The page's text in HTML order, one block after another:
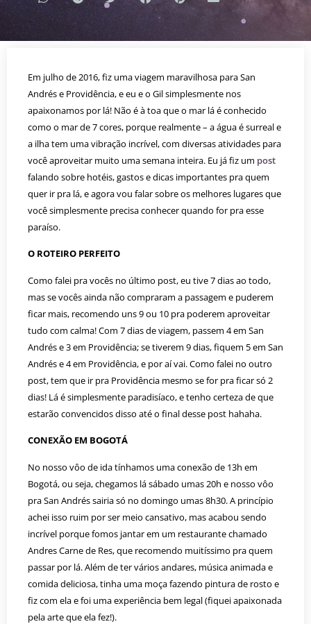
Em julho de 2016, fiz uma viagem maravilhosa para San
Andrés e Providência, e eu e o Gil simplesmente nos
apaixonamos por lá! Não é à toa que o mar lá é conhecido
como o mar de 7 cores, porque realmente – a água é surreal e
a ilha tem uma vibração incrível, com diversas atividades para
você aproveitar muito uma semana inteira. Eu já fiz um post
falando sobre hotéis, gastos e dicas importantes pra quem
quer ir pra lá, e agora vou falar sobre os melhores lugares que
você simplesmente precisa conhecer quando for pra esse
paraíso.
O ROTEIRO PERFEITO
Como falei pra vocês no último post, eu tive 7 dias ao todo,
mas se vocês ainda não compraram a passagem e puderem
ficar mais, recomendo uns 9 ou 10 pra poderem aproveitar
tudo com calma! Com 7 dias de viagem, passem 4 em San
Andrés e 3 em Providência; se tiverem 9 dias, fiquem 5 em San
Andrés e 4 em Providência, e por aí vai. Como falei no outro
post, tem que ir pra Providência mesmo se for pra ficar só 2
dias! Lá é simplesmente paradisíaco, e tenho certeza de que
estarão convencidos disso até o final desse post hahaha.
CONEXÃO EM BOGOTÁ
No nosso vôo de ida tínhamos uma conexão de 13h em
Bogotá, ou seja, chegamos lá sábado umas 20h e nosso vôo
pra San Andrés sairia só no domingo umas 8h30. A princípio
achei isso ruim por ser meio cansativo, mas acabou sendo
incrível porque fomos jantar em um restaurante chamado
Andres Carne de Res, que recomendo muitíssimo pra quem
passar por lá. Além de ter vários andares, música animada e
comida deliciosa, tinha uma moça fazendo pintura de rosto e
fiz com ela e foi uma experiência bem legal (fiquei apaixonada
pela arte que ela fez!).